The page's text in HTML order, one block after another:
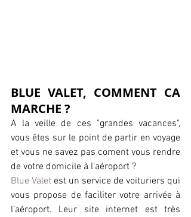
BLUE VALET, COMMENT CA
MARCHE ?
A la veille de ces "grandes vacances",
vous êtes sur le point de partir en voyage
et vous ne savez pas coment vous rendre
de votre domicile à l'aéroport ?
Blue Valet est un service de voituriers qui
vous propose de faciliter votre arrivée à
l’aéroport. Leur site internet est très